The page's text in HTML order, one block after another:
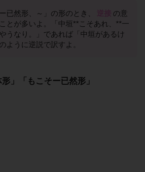
已然形、～」の形のとき、
の意
とが多いよ。「中垣**こそあれ、**一
うなり。」であれば「中垣があるけ
ように逆説で訳すよ。
形」「もこそー已然形」